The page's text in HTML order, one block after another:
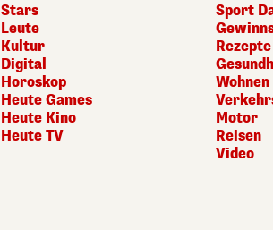
Stars
Leute
Kultur
Digital
Horoskop
Heute Games
Heute Kino
Heute TV
Sport
Rezepte
Wohnen
Motor
Reisen
Video